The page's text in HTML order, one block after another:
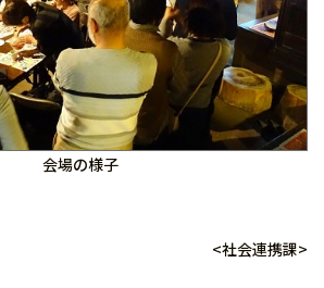
会場の様子
<社会連携課>